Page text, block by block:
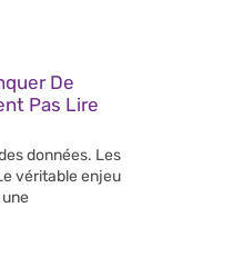
De
Pas Lire
données. Les
véritable enjeu